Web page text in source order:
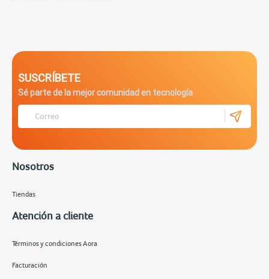
SUSCRÍBETE
Sé parte de la mejor comunidad en tecnología
Nosotros
Tiendas
Atención a cliente
Términos y condiciones Aora
Facturación